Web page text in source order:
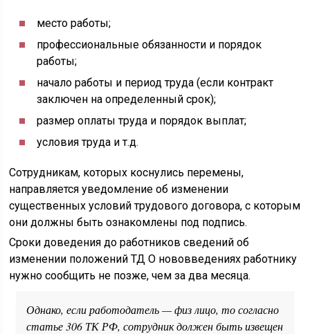
место работы;
профессиональные обязанности и порядок
работы;
начало работы и период труда (если контракт
заключен на определенный срок);
размер оплаты труда и порядок выплат;
условия труда и т.д.
Сотрудникам, которых коснулись перемены,
направляется уведомление об изменении
существенных условий трудового договора, с которым
они должны быть ознакомлены под подпись.
Сроки доведения до работников сведений об
изменении положений ТД О нововведениях работнику
нужно сообщить не позже, чем за два месяца.
Однако, если работодатель — физ лицо, то согласно
статье 306 ТК РФ, сотрудник должен быть извещен